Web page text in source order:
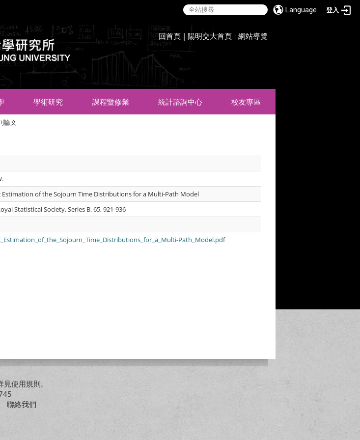
Language 登入
回首頁 | 陽明交大首頁 |網站導覽
學術研究 課程暨修業 統計諮詢中心 校友專區
論文
of the Sojourn Time Distributions for a Multi-Path Model
Statistical Society, Series B. 65, 921-936
Path_Model.pdf
見使用規則。
聯絡我們